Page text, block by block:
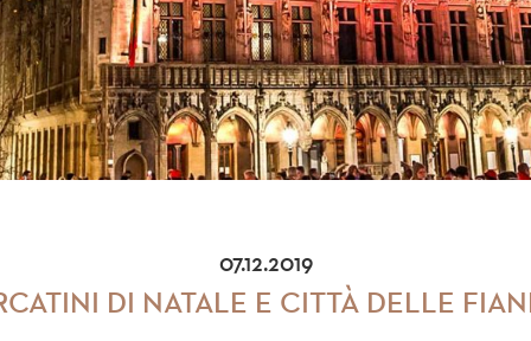
07.12.2019
DI NATALE E CITTÀ DELLE